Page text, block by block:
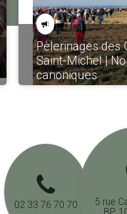
Pèlerinages des
Saint-Michel |
canoniques
02 33 76 70 70
5 rue